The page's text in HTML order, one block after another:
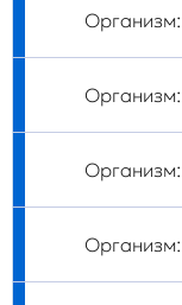
Организм:
Организм:
Организм:
Организм: